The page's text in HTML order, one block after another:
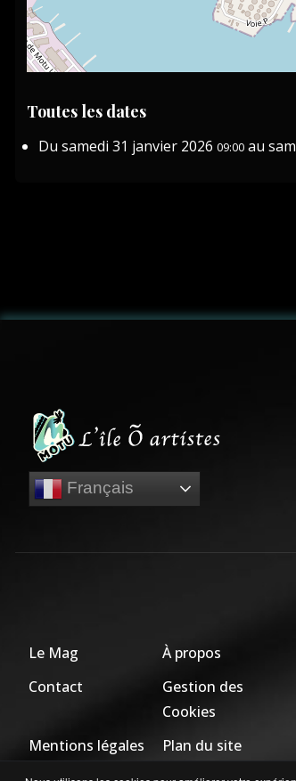
Toutes les dates
Du samedi 31 janvier 2026 09:00 au
Français
Le Mag
À propos
Contact
Gestion des
Cookies
Mentions légales
Plan du site